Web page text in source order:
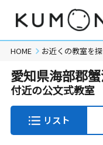
HOME お近くの教室を
愛知県海部郡
付近の公文式教室
リスト